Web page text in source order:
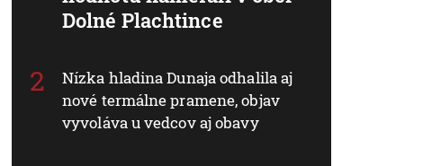
Dolné Plachtince
Nízka hladina Dunaja odhalila aj
nové termálne pramene, objav
vyvoláva u vedcov aj obavy